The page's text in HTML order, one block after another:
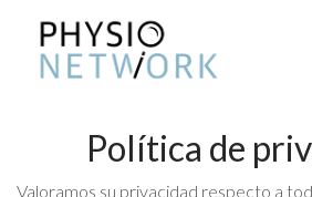
Política de
Valoramos su privacidad respecto a